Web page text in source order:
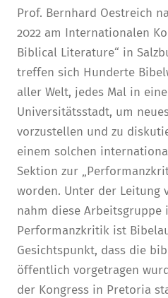
Prof. Bernhard Oestreich
2022 am Internationalen
Biblical Literature“ in
treffen sich Hunderte
aller Welt, jedes Mal in
Universitätsstadt, um
vorzustellen und zu
einem solchen
Sektion zur
worden. Unter der Leitung
nahm diese Arbeitsgruppe
Performanzkritik ist
Gesichtspunkt, dass die
öffentlich vorgetragen
der Kongress in Pretoria